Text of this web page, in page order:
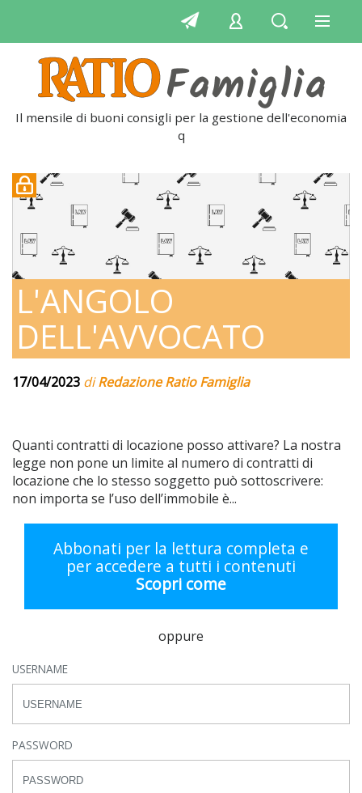
Il mensile di buoni consigli per la gestione dell'economia
quo
L'ANGOLO
DELL'AVVOCATO
17/04/2023 diRedazione Ratio Famiglia
Quanti contratti di locazione posso attivare? La nostra
legge non pone un limite al numero di contratti di
locazione che lo stesso soggetto può sottoscrivere:
non importa se l’uso dell’immobile è...
Abbonati per la lettura completa e
per accedere a tutti i contenuti
Scopri come
oppure
USERNAME
PASSWORD